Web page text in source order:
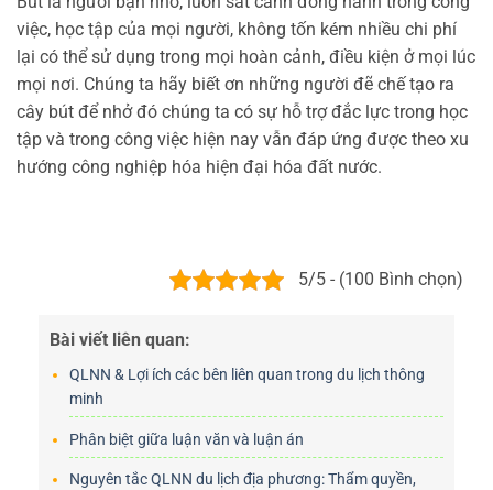
việc, học tập của mọi người, không tốn kém nhiều chi phí
lại có thể sử dụng trong mọi hoàn cảnh, điều kiện ở mọi lúc
mọi nơi. Chúng ta hãy biết ơn những người đẽ chế tạo ra
cây bút để nhở đó chúng ta có sự hỗ trợ đắc lực trong học
tập và trong công việc hiện nay vẫn đáp ứng được theo xu
hướng công nghiệp hóa hiện đại hóa đất nước.
5/5 - (100 Bình chọn)
Bài viết liên quan:
QLNN & Lợi ích các bên liên quan trong du lịch thông
minh
Phân biệt giữa luận văn và luận án
Nguyên tắc QLNN du lịch địa phương: Thẩm quyền,